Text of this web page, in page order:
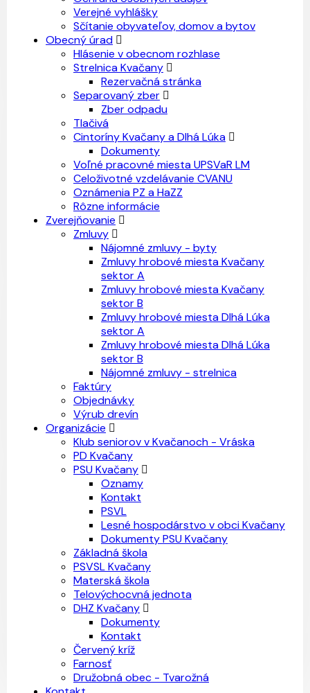
Verejné vyhlášky
Sčítanie obyvateľov, domov a bytov
Obecný úrad
Hlásenie v obecnom rozhlase
Strelnica Kvačany
Rezervačná stránka
Separovaný zber
Zber odpadu
Tlačivá
Cintoríny Kvačany a Dlhá Lúka
Dokumenty
Voľné pracovné miesta UPSVaR LM
Celoživotné vzdelávanie CVANU
Oznámenia PZ a HaZZ
Rôzne informácie
Zverejňovanie
Zmluvy
Nájomné zmluvy - byty
Zmluvy hrobové miesta Kvačany
sektor A
Zmluvy hrobové miesta Kvačany
sektor B
Zmluvy hrobové miesta Dlhá Lúka
sektor A
Zmluvy hrobové miesta Dlhá Lúka
sektor B
Nájomné zmluvy - strelnica
Faktúry
Objednávky
Výrub drevín
Organizácie
Klub seniorov v Kvačanoch - Vráska
PD Kvačany
PSU Kvačany
Oznamy
Kontakt
PSVL
Lesné hospodárstvo v obci Kvačany
Dokumenty PSU Kvačany
Základná škola
PSVSL Kvačany
Materská škola
Telovýchocvná jednota
DHZ Kvačany
Dokumenty
Kontakt
Červený kríž
Farnosť
Družobná obec - Tvarožná